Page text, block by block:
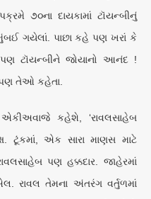
૭૦ના દાયકામાં ટૉયન્બીનું
ગયેલાં. પાછા કહે પણ ખરાં કે
ટૉયન્બીને જોયાનો આનંદ !
પણ તેઓ કહેતા.
કહેશે, ‘રાવલસાહેબ
ટૂંકમાં, એક સારા માણસ માટે
પણ હક્કદાર. જાહેરમાં
રાવલ તેમના અંતરંગ વર્તુળમાં